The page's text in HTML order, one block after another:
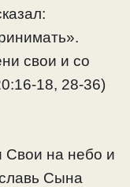
свои и со
18, 28-36)
Свои на небо и
Сына